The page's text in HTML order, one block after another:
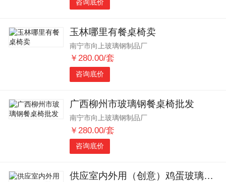
咨询底价
玉林哪里有餐桌椅卖
南宁市向上玻璃钢制品厂
￥280.00/套
咨询底价
广西柳州市玻璃钢餐桌椅批发
南宁市向上玻璃钢制品厂
￥280.00/套
咨询底价
供应室内外用（创意）鸡蛋玻璃钢椅子